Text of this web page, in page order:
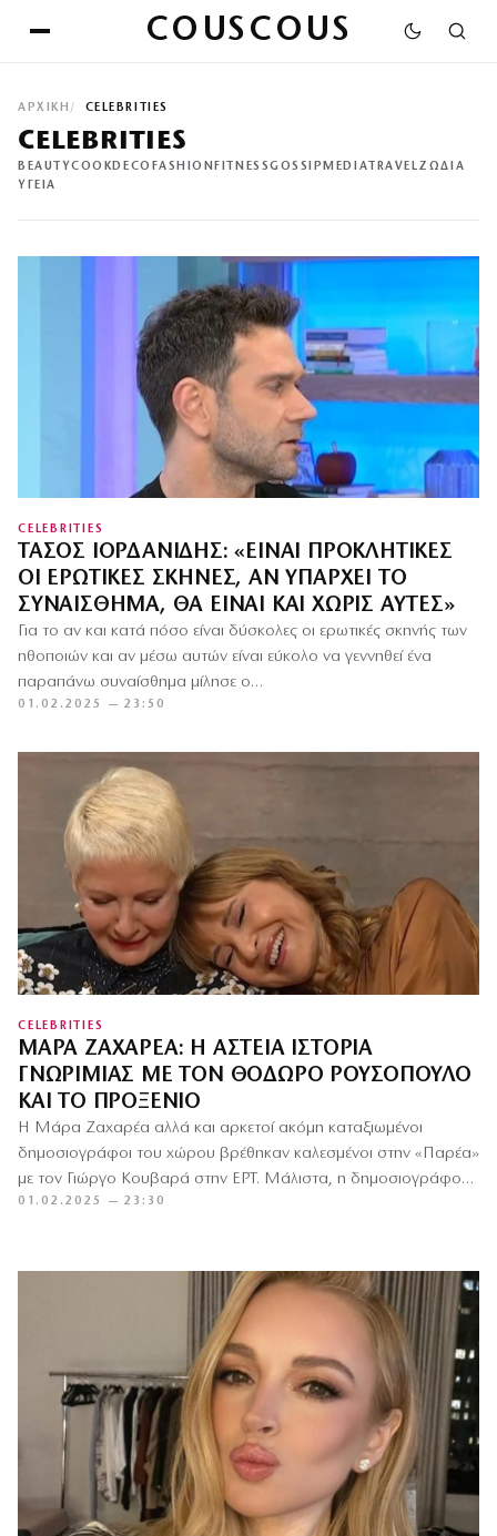
COUSCOUS
ΑΡΧΙΚΉ CELEBRITIES
CELEBRITIES
BEAUTYCOOKDECO FASHION FITNESSGOSSIP MEDIA TRAVELΖΩΔΙΑ
ΥΓΕΙΑ
CELEBRITIES
ΤΆΣΟΣ ΙΟΡΔΑΝΊΔΗΣ: «ΕΊΝΑΙ ΠΡΟΚΛΗΤΙΚΈΣ
ΟΙ ΕΡΩΤΙΚΈΣ ΣΚΗΝΈΣ, ΑΝ ΥΠΆΡΧΕΙ ΤΟ
ΣΥΝΑΊΣΘΗΜΑ, ΘΑ ΕΊΝΑΙ ΚΑΙ ΧΩΡΊΣ ΑΥΤΈΣ»
Για το αν και κατά πόσο είναι δύσκολες οι ερωτικές σκηνής των
ηθοποιών και αν μέσω αυτών είναι εύκολο να γεννηθεί ένα
παραπάνω συναίσθημα μίλησε ο…
01.02.2025 — 23:50
CELEBRITIES
ΜΆΡΑ ΖΑΧΑΡΈΑ: Η ΑΣΤΕΊΑ ΙΣΤΟΡΊΑ
ΓΝΩΡΙΜΊΑΣ ΜΕ ΤΟΝ ΘΌΔΩΡΟ ΡΟΥΣΌΠΟΥΛΟ
ΚΑΙ ΤΟ ΠΡΟΞΕΝΙΌ
Η Μάρα Ζαχαρέα αλλά και αρκετοί ακόμη καταξιωμένοι
δημοσιογράφοι του χώρου βρέθηκαν καλεσμένοι στην «Παρέα»
με τον Γιώργο Κουβαρά στην ΕΡΤ. Μάλιστα, η δημοσιογράφος
και παρουσιάστρια…
01.02.2025 — 23:30